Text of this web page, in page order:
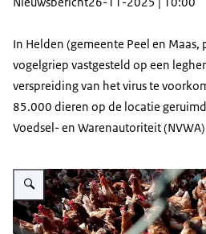
In Helden (gemeente Peel en Maas,
vogelgriep vastgesteld op een
verspreiding van het virus te
85.000 dieren op de locatie
Voedsel- en Warenautoriteit
Vergroot afbeelding Bruine kippen achter